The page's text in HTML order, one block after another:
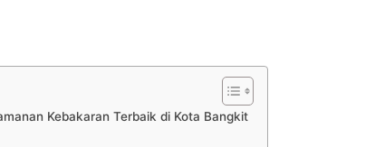
Kebakaran Terbaik di Kota Bangkit